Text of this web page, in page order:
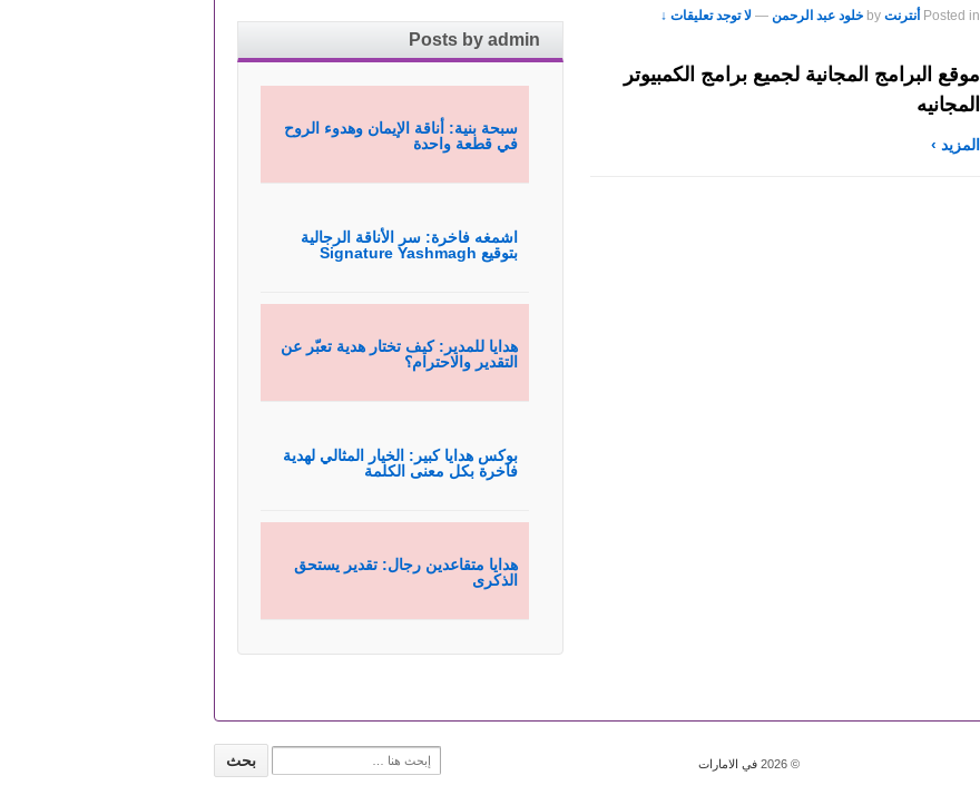
Posted in أنترنت by خلود عبد الرحمن — لا توجد تعليقات ↓
موقع البرامج المجانية لجميع برامج الكمبيوتر
المجانيه
المزيد ›
Posts by admin
سبحة بنية: أناقة الإيمان وهدوء الروح
في قطعة واحدة
اشمغه فاخرة: سر الأناقة الرجالية
بتوقيع Signature Yashmagh
هدايا للمدير: كيف تختار هدية تعبّر عن
التقدير والاحترام؟
بوكس هدايا كبير: الخيار المثالي لهدية
فاخرة بكل معنى الكلمة
هدايا متقاعدين رجال: تقدير يستحق
الذكرى
Search for:
© 2026 في الامارات